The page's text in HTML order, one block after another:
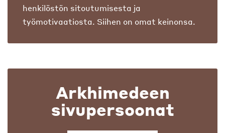
henkilöstön sitoutumisesta ja
työmotivaatiosta. Siihen on omat keinonsa.
Arkhimedeen
sivupersoonat